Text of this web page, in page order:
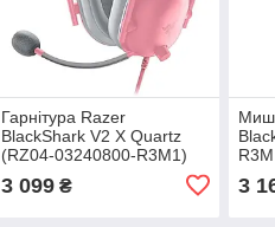
Гарнітура Razer
BlackShark V2 X Quartz
(RZ04-03240800-R3M1)
3 099₴ 3